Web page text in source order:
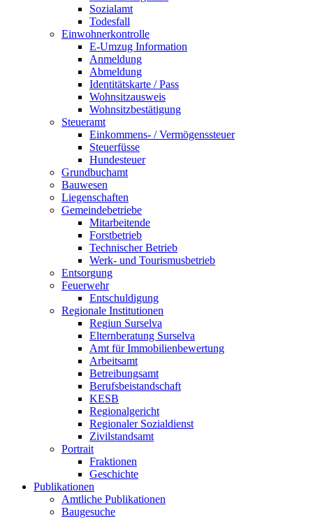
Sozialamt
Todesfall
Einwohnerkontrolle
E-Umzug Information
Anmeldung
Abmeldung
Identitätskarte / Pass
Wohnsitzausweis
Wohnsitzbestätigung
Steueramt
Einkommens- / Vermögenssteuer
Steuerfüsse
Hundesteuer
Grundbuchamt
Bauwesen
Liegenschaften
Gemeindebetriebe
Mitarbeitende
Forstbetrieb
Technischer Betrieb
Werk- und Tourismusbetrieb
Entsorgung
Feuerwehr
Entschuldigung
Regionale Institutionen
Regiun Surselva
Elternberatung Surselva
Amt für Immobilienbewertung
Arbeitsamt
Betreibungsamt
Berufsbeistandschaft
KESB
Regionalgericht
Regionaler Sozialdienst
Zivilstandsamt
Portrait
Fraktionen
Geschichte
Publikationen
Amtliche Publikationen
Baugesuche